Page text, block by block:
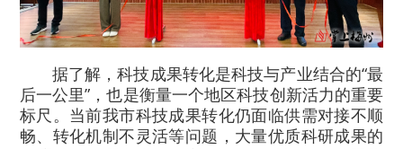
据了解，科技成果转化是科技与产业结合的“最
后一公里”，也是衡量一个地区科技创新活力的重要
标尺。当前我市科技成果转化仍面临供需对接不顺
畅、转化机制不灵活等问题，大量优质科研成果的